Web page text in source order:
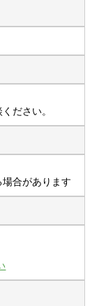
ださい。
合があります